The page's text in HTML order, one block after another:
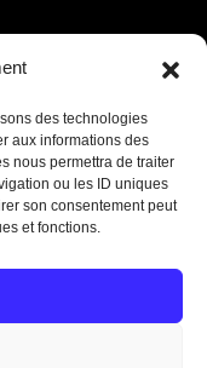
des technologies
aux informations des
nous permettra de traiter
ou les ID uniques
son consentement peut
et fonctions.